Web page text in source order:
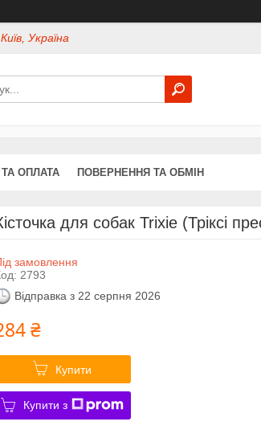
Україна
ОПЛАТА ПОВЕРНЕННЯ ТА ОБМІН
для собак Trixie (Тріксі
замовлення
2793
Відправка з 22 серпня 2026
₴
Купити
Купити з